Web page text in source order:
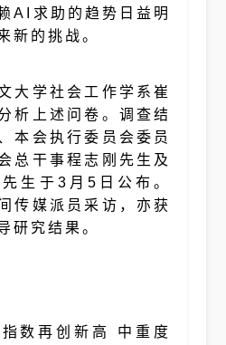
AI求助的趋势日益明
新的挑战。
大学社会工作学系崔
析上述问卷。调查结
本会执行委员会委员
总干事程志刚先生及
生于3月5日公布。
传媒派员采访，亦获
研究结果。
数再创新高 中重度